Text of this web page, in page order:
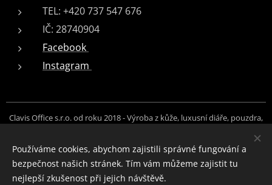
TEL: +420 737 547 676
IČ: 28740904
Facebook
Instagram
Clavis Office s.r.o. od roku 2018 - Výroba z kůže, luxusní diáře, pouzdra,
Foto: Hanny Photography, Jiří Karel, archiv Clavis Office s.r.o.
Cookies
Používáme cookies, abychom zajistili správné fungování a
bezpečnost našich stránek. Tím vám můžeme zajistit tu
nejlepší zkušenost při jejich návštěvě.